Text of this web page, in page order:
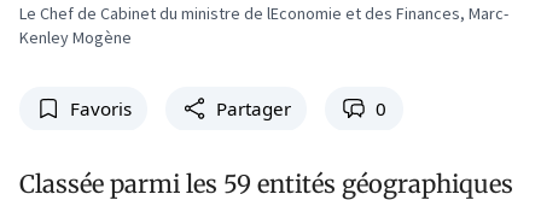
Le Chef de Cabinet du ministre de lEconomie et des Finances, Marc-
Kenley Mogène
Favoris Partager 0
Classée parmi les 59 entités géographiques